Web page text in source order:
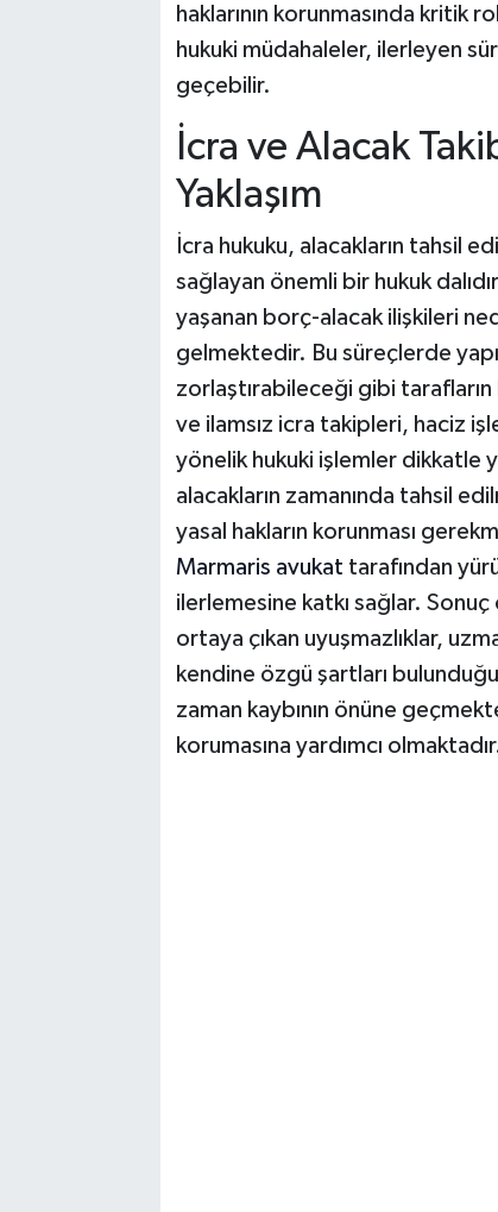
haklarının korunmasında kritik
hukuki müdahaleler, ilerleyen
geçebilir.
İcra ve Alacak
Yaklaşım
İcra hukuku, alacakların tahsil
sağlayan önemli bir hukuk
yaşanan borç-alacak ilişkileri
gelmektedir. Bu süreçlerde
zorlaştırabileceği gibi tarafların
ve ilamsız icra takipleri, haciz
yönelik hukuki işlemler dikkatle
alacakların zamanında tahsil
yasal hakların korunması
Marmaris avukat tarafından
ilerlemesine katkı sağlar.
ortaya çıkan uyuşmazlıklar,
kendine özgü şartları
zaman kaybının önüne
korumasına yardımcı